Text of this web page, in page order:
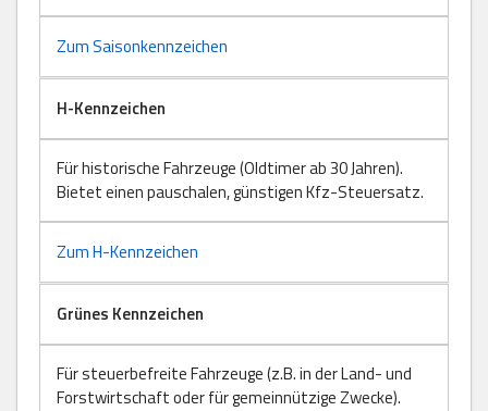
Zum Saisonkennzeichen
H-Kennzeichen
Für historische Fahrzeuge (Oldtimer ab 30 Jahren).
Bietet einen pauschalen, günstigen Kfz-Steuersatz.
Zum H-Kennzeichen
Grünes Kennzeichen
Für steuerbefreite Fahrzeuge (z.B. in der Land- und
Forstwirtschaft oder für gemeinnützige Zwecke).